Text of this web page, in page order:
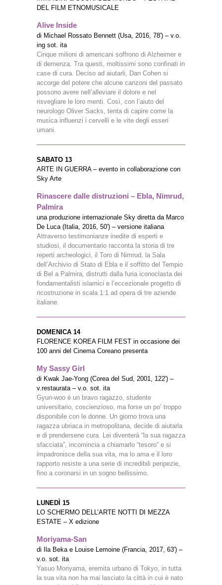
DEL FILM ETNOMUSICALE
Alive Inside
di Michael Rossato Bennett (Usa, 2016, 78′) – v.o.
ing sot. ita
Cinque milioni di americani soffrono di Alzheimer e
di demenza. Tra questi, moltissimi sono confinati in
case di cura. Deciso ad aiutarli, Dan Cohen si
accorge del potere che alcune canzoni del passato
possono avere nell’alleviare il dolore e nel
risvegliare le loro menti. Così, con l’aiuto del
neurologo Oliver Sacks, tenta di capire come la
musica influenzi i cervelli e le vite degli esseri
umani.
SABATO 13
ARTE IN GUERRA – evento in collaborazione con
Sky Arte
Rinascere dalle distruzioni – Ebla, Nimrud,
Palmira
una produzione internazionale Sky diretta da Marco
De Luca (Italia, 2016, 50′) – versione italiana
Attraverso testimonianze inedite di esperti e
studiosi, il documentario racconta la storia di tre
reperti archeologici, il Toro di Nimrud, la Sala
dell’Archivio di Stato di Ebla e il soffitto del Tempio
di Bel a Palmira, distrutti dalla furia iconoclasta dei
fondamentalisti islamici e l’eccezionale progetto di
ricostruzione in scala 1:1 ad opera di tre aziende
italiane.
DOMENICA 14
FLORENCE KOREA FILM FEST in occasione dei
100 anni del Cinema Coreano presenta
My Sassy Girl
di Kwak Jae-Yong (Corea del Sud, 2001, 122′) –
v.restaurata – v.o. sot. ita
Gyun-woo è un bravo ragazzo, studente
universitario, coscienzioso, ma forse un po’ troppo
disponibile con le donne. Un giorno trova una
ragazza ubriaca in metropolitana, decide di aiutarla
e di prendersene cura. Lei diventerà “la sua ragazza
sfacciata”, incomincia a chiamarlo “tesoro” e si
impadronisce della sua vita, ma lo ama e il loro
rapporto resiste a una serie di incredibili peripezie,
fino a coronarsi in un sogno bellissimo.
LUNEDÌ 15
LO SCHERMO DELL’ARTE NOTTI DI MEZZA
ESTATE – X edizione
Moriyama-San
di Ila Beka e Louise Lemoine (Francia, 2017, 63′) –
v.o. sot. ita
Yasuo Moriyama, eremita urbano di Tokyo, in tutta
la sua vita non ha mai lasciato la città in cui è nato